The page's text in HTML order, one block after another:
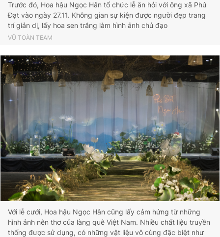
Trước đó, Hoa hậu Ngọc Hân tổ chức lễ ăn hỏi với ông xã Phú
Đạt vào ngày 27.11. Không gian sự kiện được người đẹp trang
trí giản dị, lấy hoa sen trắng làm hình ảnh chủ đạo
VŨ TOÀN TEAM
Với lễ cưới, Hoa hậu Ngọc Hân cũng lấy cảm hứng từ những
hình ảnh nên thơ của làng quê Việt Nam. Nhiều chất liệu truyền
thống được sử dụng, có những vật liệu vô cùng đặc biệt như